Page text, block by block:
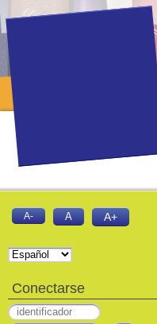
A- A A+
Conectarse